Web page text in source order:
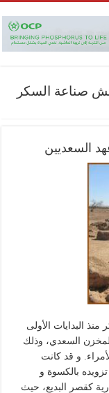
صناعة السكر
السعديين
البدايات الأولى
السعدي، وذلك
و قد كانت
بالكسوة و
كقصر البديع، حيث